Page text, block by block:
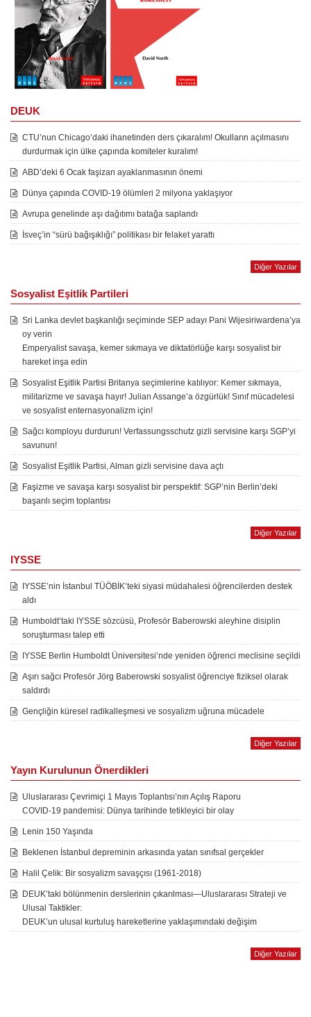
DEUK
CTU’nun Chicago’daki ihanetinden ders çıkaralım! Okulların açılmasını
durdurmak için ülke çapında komiteler kuralım!
ABD’deki 6 Ocak faşizan ayaklanmasının önemi
Dünya çapında COVID-19 ölümleri 2 milyona yaklaşıyor
Avrupa genelinde aşı dağıtımı batağa saplandı
İsveç’in “sürü bağışıklığı” politikası bir felaket yarattı
Diğer Yazılar
Sosyalist Eşitlik Partileri
Sri Lanka devlet başkanlığı seçiminde SEP adayı Pani Wijesiriwardena’ya
oy verin
Emperyalist savaşa, kemer sıkmaya ve diktatörlüğe karşı sosyalist bir
hareket inşa edin
Sosyalist Eşitlik Partisi Britanya seçimlerine katılıyor: Kemer sıkmaya,
militarizme ve savaşa hayır! Julian Assange’a özgürlük! Sınıf mücadelesi
ve sosyalist enternasyonalizm için!
Sağcı komployu durdurun! Verfassungsschutz gizli servisine karşı SGP’yi
savunun!
Sosyalist Eşitlik Partisi, Alman gizli servisine dava açtı
Faşizme ve savaşa karşı sosyalist bir perspektif: SGP’nin Berlin’deki
başarılı seçim toplantısı
Diğer Yazılar
IYSSE
IYSSE’nin İstanbul TÜÖBİK’teki siyasi müdahalesi öğrencilerden destek
aldı
Humboldt’taki IYSSE sözcüsü, Profesör Baberowski aleyhine disiplin
soruşturması talep etti
IYSSE Berlin Humboldt Üniversitesi’nde yeniden öğrenci meclisine seçildi
Aşırı sağcı Profesör Jörg Baberowski sosyalist öğrenciye fiziksel olarak
saldırdı
Gençliğin küresel radikalleşmesi ve sosyalizm uğruna mücadele
Diğer Yazılar
Yayın Kurulunun Önerdikleri
Uluslararası Çevrimiçi 1 Mayıs Toplantısı’nın Açılış Raporu
COVID-19 pandemisi: Dünya tarihinde tetikleyici bir olay
Lenin 150 Yaşında
Beklenen İstanbul depreminin arkasında yatan sınıfsal gerçekler
Halil Çelik: Bir sosyalizm savaşçısı (1961-2018)
DEUK’taki bölünmenin derslerinin çıkarılması—Uluslararası Strateji ve
Ulusal Taktikler:
DEUK’un ulusal kurtuluş hareketlerine yaklaşımındaki değişim
Diğer Yazılar